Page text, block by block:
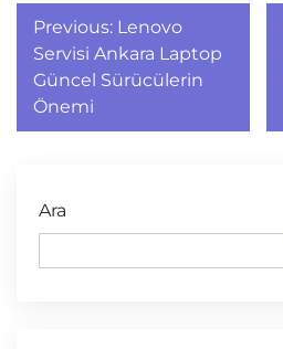
Yazı
gezinmesi
Previous: Lenovo
Servisi Ankara Laptop
Güncel Sürücülerin
Önemi
Ara